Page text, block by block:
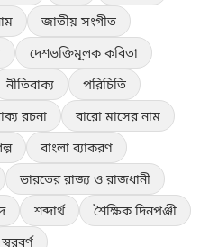
জাতীয় সংগীত
দেশভক্তিমূলক কবিতা
নীতিবাক্য
পরিচিতি
রচনা
বারো মাসের নাম
বাংলা ব্যাকরণ
ভারতের রাজ্য ও রাজধানী
শব্দার্থ
শৈক্ষিক দিনপঞ্জী
স্বরবর্ণ